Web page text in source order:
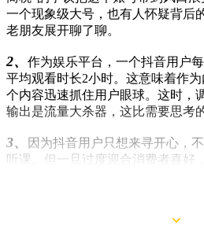
一个现象级大号，也有人怀疑背后
老朋友展开聊了聊。
2、 作为娱乐平台，一个抖音用户
平均观看时长2小时。这意味着作
个内容迅速抓住用户眼球。这时，
输出是流量大杀器，这比需要思考
3、
因为抖音用户只想来寻开心，
听课。但一旦过度迎合消费者喜好